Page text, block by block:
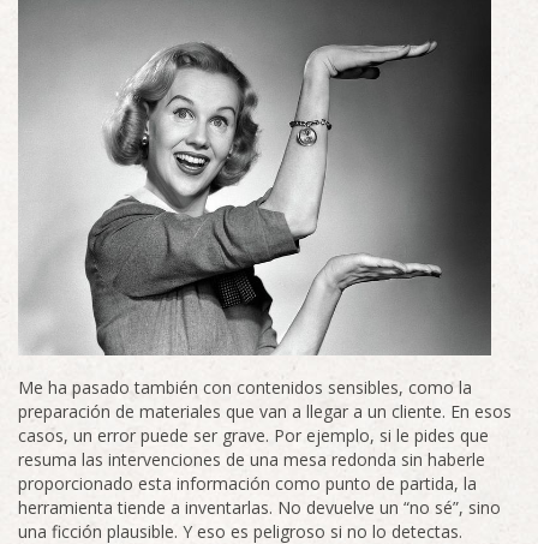
Me ha pasado también con contenidos sensibles, como la
preparación de materiales que van a llegar a un cliente. En esos
casos, un error puede ser grave. Por ejemplo, si le pides que
resuma las intervenciones de una mesa redonda sin haberle
proporcionado esta información como punto de partida, la
herramienta tiende a inventarlas. No devuelve un “no sé”, sino
una ficción plausible. Y eso es peligroso si no lo detectas.